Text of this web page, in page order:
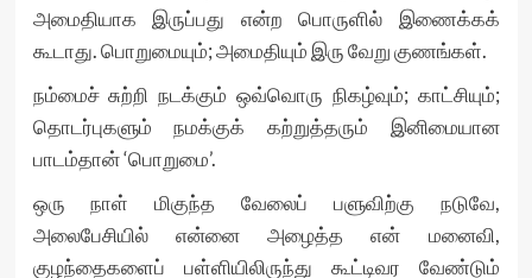
அமைதியாக இருப்பது என்ற பொருளில் இணைக்கக்
கூடாது. பொறுமையும்; அமைதியும் இரு வேறு குணங்கள்.
நம்மைச் சுற்றி நடக்கும் ஒவ்வொரு நிகழ்வும்; காட்சியும்;
தொடர்புகளும் நமக்குக் கற்றுத்தரும் இனிமையான
பாடம்தான் ‘பொறுமை’.
ஒரு நாள் மிகுந்த வேலைப் பளுவிற்கு நடுவே,
அலைபேசியில் என்னை அழைத்த என் மனைவி,
குழந்தைகளைப் பள்ளியிலிருந்து கூட்டிவர வேண்டும்